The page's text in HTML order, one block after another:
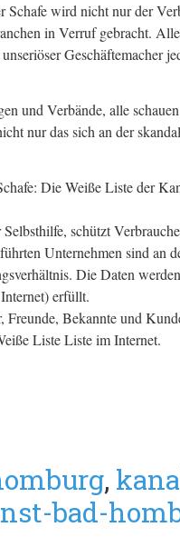
wird nicht nur der
in Verruf gebracht.
Geschäftemacher
und Verbände, alle
nur das sich an der
Die Weiße Liste der
schützt
Unternehmen sind an
Die Daten
erfüllt.
Bekannte und
Liste Liste im Internet.
,
bad-